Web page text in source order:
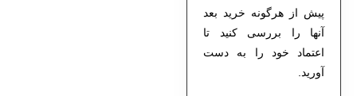
پیش از هرگونه خرید بعد
آنها را بررسی کنید تا
اعتماد خود را به دست
آورید.